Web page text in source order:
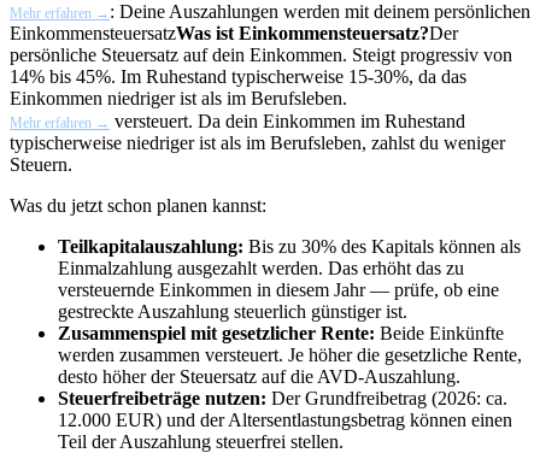
Mehr erfahren → : Deine Auszahlungen werden mit deinem persönlichen
EinkommensteuersatzWas ist Einkommensteuersatz?Der
persönliche Steuersatz auf dein Einkommen. Steigt progressiv von
14% bis 45%. Im Ruhestand typischerweise 15-30%, da das
Einkommen niedriger ist als im Berufsleben.
Mehr erfahren → versteuert. Da dein Einkommen im Ruhestand
typischerweise niedriger ist als im Berufsleben, zahlst du weniger
Steuern.
Was du jetzt schon planen kannst:
Teilkapitalauszahlung: Bis zu 30% des Kapitals können als
Einmalzahlung ausgezahlt werden. Das erhöht das zu
versteuernde Einkommen in diesem Jahr — prüfe, ob eine
gestreckte Auszahlung steuerlich günstiger ist.
Zusammenspiel mit gesetzlicher Rente: Beide Einkünfte
werden zusammen versteuert. Je höher die gesetzliche Rente,
desto höher der Steuersatz auf die AVD-Auszahlung.
Steuerfreibeträge nutzen: Der Grundfreibetrag (2026: ca.
12.000 EUR) und der Altersentlastungsbetrag können einen
Teil der Auszahlung steuerfrei stellen.